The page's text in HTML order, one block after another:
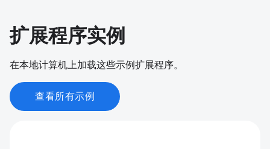
扩展程序实例
在本地计算机上加载这些示例扩展程序。
查看所有示例